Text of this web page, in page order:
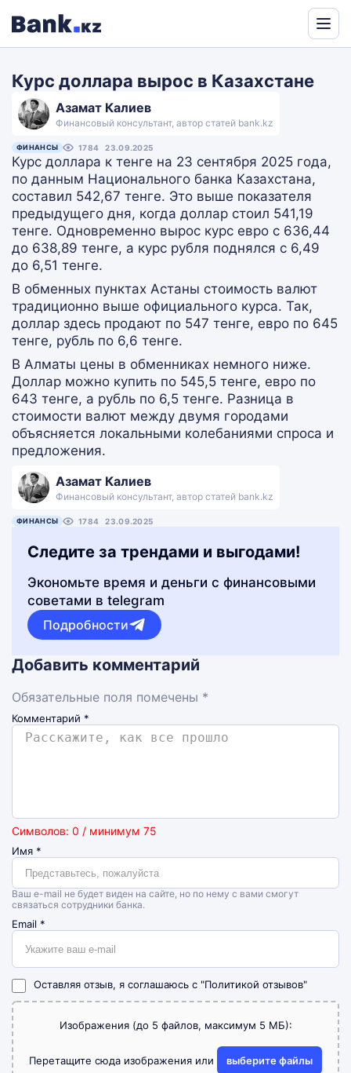
Translate
Курс доллара вырос в Казахстане
Азамат Калиев
Финансовый консультант, автор статей bank.kz
ФИНАНСЫ 1784 23.09.2025
Курс доллара к тенге на 23 сентября 2025 года,
по данным Национального банка Казахстана,
составил 542,67 тенге. Это выше показателя
предыдущего дня, когда доллар стоил 541,19
тенге. Одновременно вырос курс евро с 636,44
до 638,89 тенге, а курс рубля поднялся с 6,49
до 6,51 тенге.
В обменных пунктах Астаны стоимость валют
традиционно выше официального курса. Так,
доллар здесь продают по 547 тенге, евро по 645
тенге, рубль по 6,6 тенге.
В Алматы цены в обменниках немного ниже.
Доллар можно купить по 545,5 тенге, евро по
643 тенге, а рубль по 6,5 тенге. Разница в
стоимости валют между двумя городами
объясняется локальными колебаниями спроса и
предложения.
Азамат Калиев
Финансовый консультант, автор статей bank.kz
ФИНАНСЫ 1784 23.09.2025
Следите за трендами и выгодами!
Экономьте время и деньги с финансовыми
советами в telegram
Подробности
Добавить комментарий
Обязательные поля помечены *
Комментарий *
Символов: 0 / минимум 75
Имя *
Ваш e-mail не будет виден на сайте, но по нему с вами смогут
связаться сотрудники банка.
Email *
Оставляя отзыв, я соглашаюсь с "Политикой отзывов"
Изображения (до 5 файлов, максимум 5 МБ):
Перетащите сюда изображения или выберите файлы